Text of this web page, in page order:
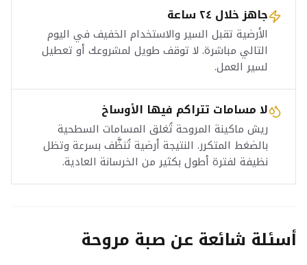
جاهز خلال ٢٤ ساعة
الأرضية تقبل السير والاستخدام الخفيف في اليوم
التالي مباشرة. لا توقف طويل لمشروعك أو تعطيل
لسير العمل.
لا مسامات تتراكم فيها الأوساخ
ريش ماكينة المروحة تُغلق المسامات السطحية
بالضغط المتكرر. النتيجة أرضية تُنظَّف بسرعة وتظل
نظيفة لفترة أطول بكثير من الخرسانة العادية.
أسئلة شائعة عن صبة مروحة